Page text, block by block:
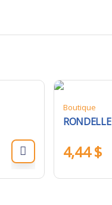
Boutique
RONDELLE
4,44$